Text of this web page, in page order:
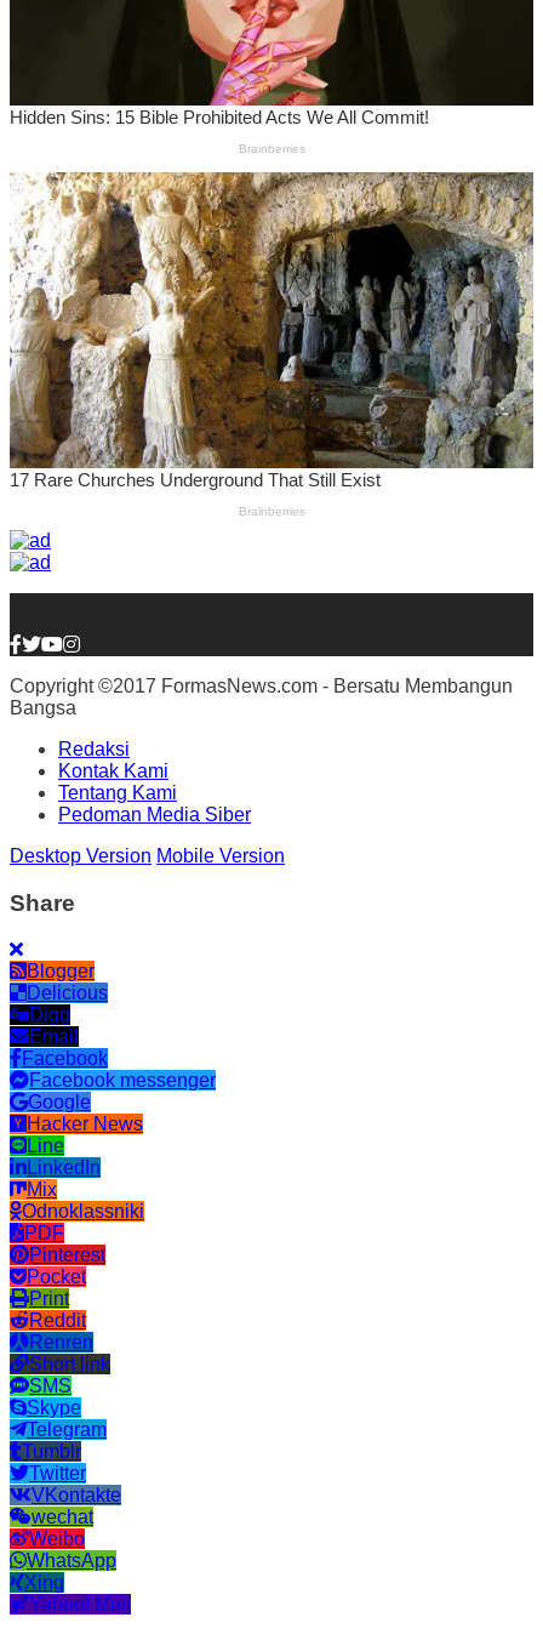
Copyright ©2017 FormasNews.com - Bersatu Membangun
Bangsa
Redaksi
Kontak Kami
Tentang Kami
Pedoman Media Siber
Desktop Version Mobile Version
Share
Blogger
Delicious
Digg
Email
Facebook
Facebook messenger
Google
Hacker News
Line
LinkedIn
Mix
Odnoklassniki
PDF
Pinterest
Pocket
Print
Reddit
Renren
Short link
SMS
Skype
Telegram
Tumblr
Twitter
VKontakte
wechat
Weibo
WhatsApp
Xing
Yahoo! Mail